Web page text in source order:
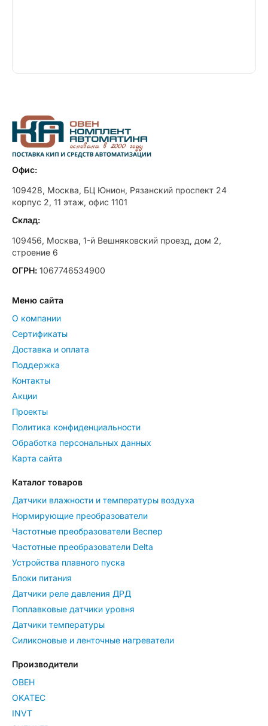
Офис:
109428, Москва, БЦ Юнион, Рязанский проспект 24
корпус 2, 11 этаж, офис 1101
Склад:
109456, Москва, 1-й Вешняковский проезд, дом 2,
строение 6
ОГРН: 1067746534900
Меню сайта
О компании
Сертификаты
Доставка и оплата
Поддержка
Контакты
Акции
Проекты
Политика конфиденциальности
Обработка персональных данных
Карта сайта
Каталог товаров
Датчики влажности и температуры воздуха
Нормирующие преобразователи
Частотные преобразователи Веспер
Частотные преобразователи Delta
Устройства плавного пуска
Блоки питания
Датчики реле давления ДРД
Поплавковые датчики уровня
Датчики температуры
Силиконовые и ленточные нагреватели
Производители
ОВЕН
OKATEC
INVT